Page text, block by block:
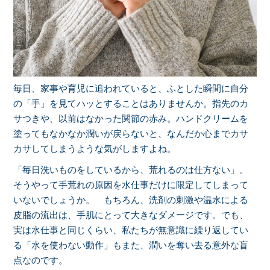
毎日、家事や育児に追われていると、ふとした瞬間に自分
の「手」を見てハッとすることはありませんか。指先のカ
サつきや、以前はなかった関節の赤み。ハンドクリームを
塗ってもなかなか潤いが戻らないと、なんだか心までカサ
カサしてしまうような気がしますよね。
「毎日洗いものをしているから、荒れるのは仕方ない」。
そうやって手荒れの原因を水仕事だけに限定してしまって
いないでしょうか。 もちろん、洗剤の刺激や温水による
皮脂の流出は、手肌にとって大きなダメージです。でも、
実は水仕事と同じくらい、私たちが無意識に繰り返してい
る「水を使わない動作」もまた、潤いを奪い去る意外な盲
点なのです。